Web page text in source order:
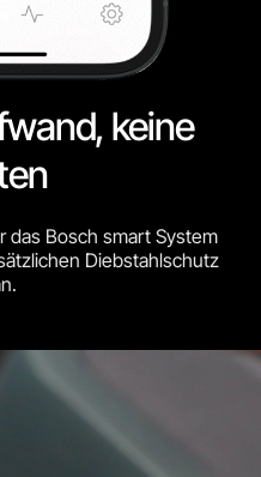
keine
das Bosch smart System
Diebstahlschutz